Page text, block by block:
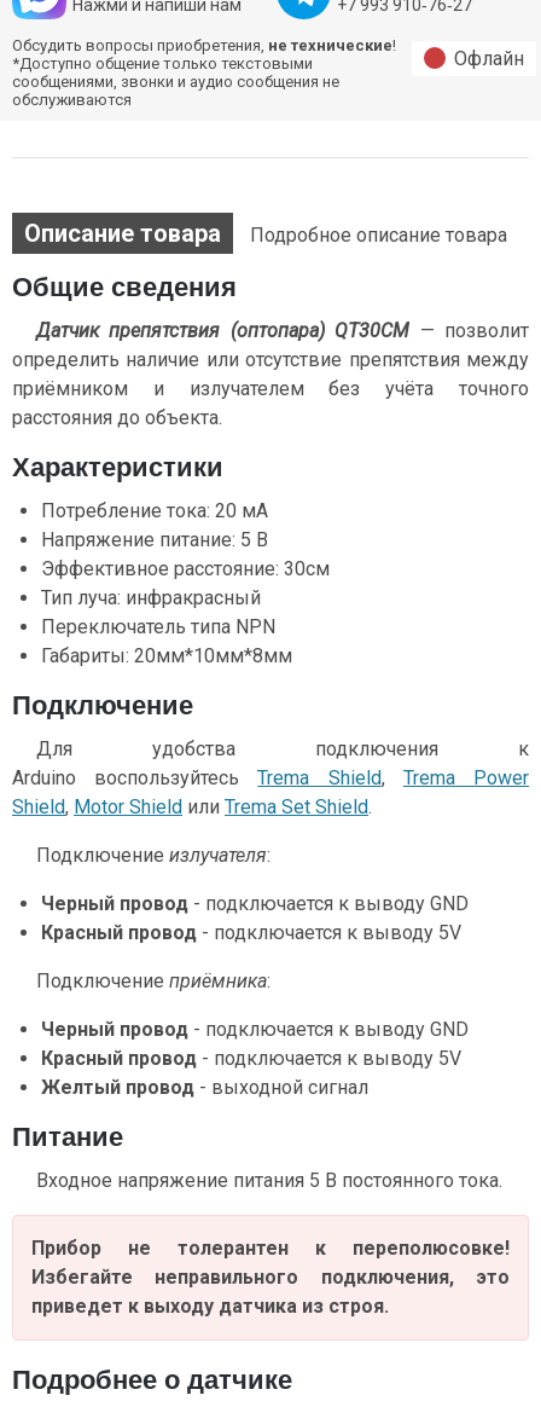
Нажми и напиши нам +7 993 910‑76‑27
Обсудить вопросы приобретения, не технические!
*Доступно общение только текстовыми
сообщениями, звонки и аудио сообщения не
обслуживаются
Офлайн
Описание товара Подробное описание товара
Общие сведения
Датчик препятствия (оптопара) QT30CM — позволит
определить наличие или отсутствие препятствия между
приёмником и излучателем без учёта точного
расстояния до объекта.
Характеристики
Потребление тока: 20 мА
Напряжение питание: 5 В
Эффективное расстояние: 30см
Тип луча: инфракрасный
Переключатель типа NPN
Габариты: 20мм*10мм*8мм
Подключение
Для удобства подключения к
Arduino воспользуйтесьTrema Shield, Trema Power
Shield, Motor Shield или Trema Set Shield.
Подключение излучателя:
Черный провод - подключается к выводу GND
Красный провод - подключается к выводу 5V
Подключение приёмника:
Черный провод - подключается к выводу GND
Красный провод - подключается к выводу 5V
Желтый провод - выходной сигнал
Питание
Входное напряжение питания 5 В постоянного тока.
Прибор не толерантен к переполюсовке!
Избегайте неправильного подключения, это
приведет к выходу датчика из строя.
Подробнее о датчике